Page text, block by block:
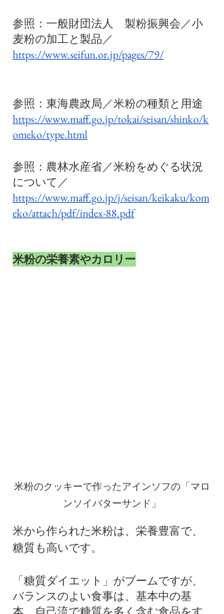
参照：一般財団法人　製粉振興会／小
麦粉の加工と製品／
https://www.seifun.or.jp/pages/79/
参照：東海農政局／米粉の種類と用途
https://www.maff.go.jp/tokai/seisan/shinko/k
omeko/type.html
参照：農林水産省／米粉をめぐる状況
について／
https://www.maff.go.jp/j/seisan/keikaku/kom
eko/attach/pdf/index-88.pdf
米粉の栄養素やカロリー
米粉のクッキーで作ったアインソフの「マロ
ンソイバターサンド」
米から作られた米粉は、栄養豊富で、
糖質も高いです。
「糖質ダイエット」がブームですが、
バランスのよい食事は、基本中の基